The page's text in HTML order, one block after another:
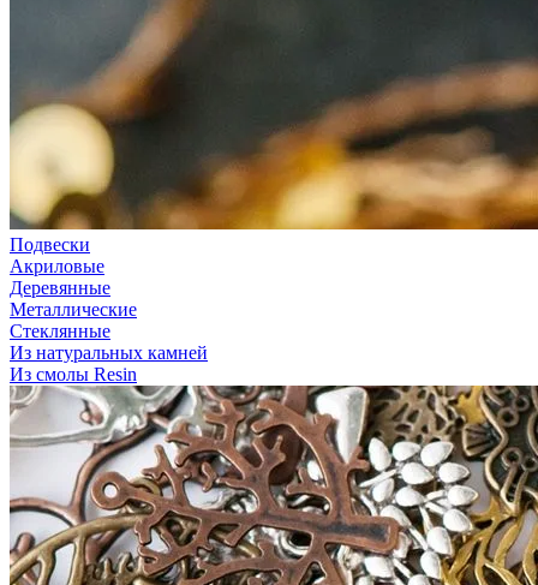
Подвески
Акриловые
Деревянные
Металлические
Стеклянные
Из натуральных камней
Из смолы Resin